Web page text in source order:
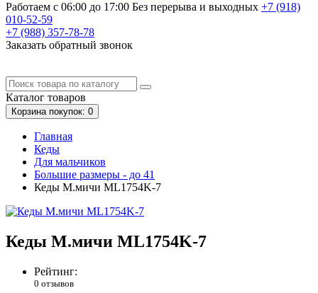
Работаем с 06:00 до 17:00 Без перерыва и выходных +7 (918)
010-52-59
+7 (988) 357-78-78
Заказать обратный звонок
Каталог товаров
Корзинапокупок: 0
Главная
Кеды
Для мальчиков
Большие размеры - до 41
Кеды М.мичи ML1754K-7
Кеды М.мичи ML1754K-7
Рейтинг:
0 отзывов